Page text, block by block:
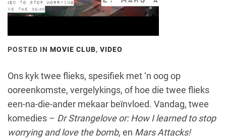
POSTED IN MOVIE CLUB, VIDEO
Ons kyk twee flieks, spesifiek met ‘n oog op
ooreenkomste, vergelykings, of hoe die twee flieks
een-na-die-ander mekaar beïnvloed. Vandag, twee
komedies – Dr Strangelove or: How I learned to stop
worrying and love the bomb, en Mars Attacks!